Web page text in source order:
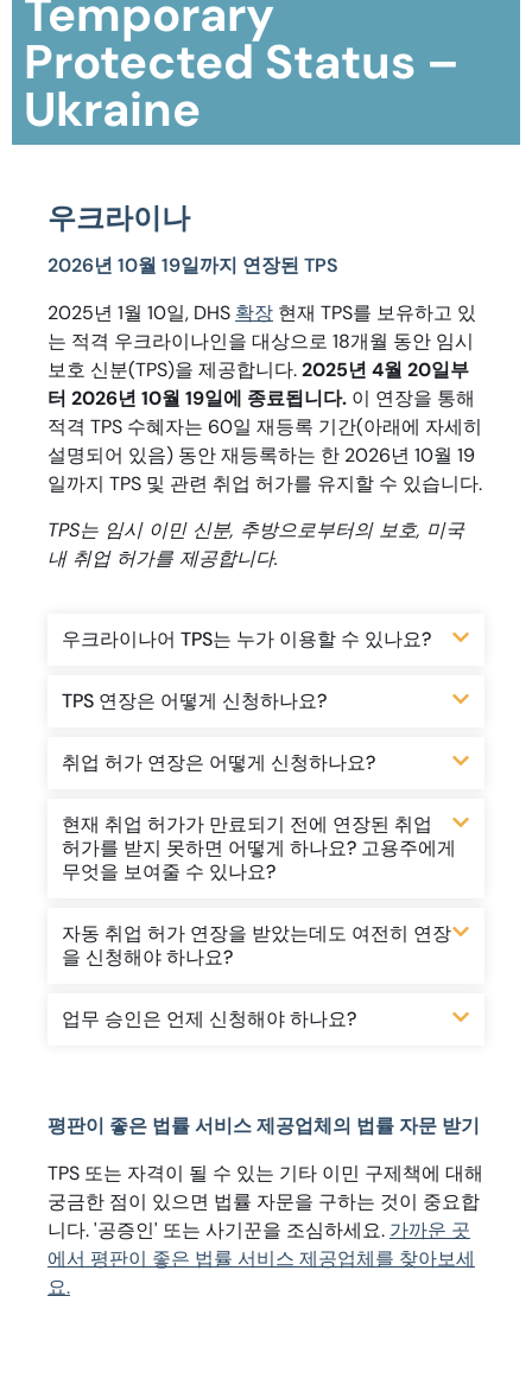
Temporary
Protected Status –
Ukraine
우크라이나
2026년 10월 19일까지 연장된 TPS
2025년 1월 10일, DHS 확장 현재 TPS를 보유하고 있
는 적격 우크라이나인을 대상으로 18개월 동안 임시
보호 신분(TPS)을 제공합니다.2025년 4월 20일부
터 2026년 10월 19일에 종료됩니다. 이 연장을 통해
적격 TPS 수혜자는 60일 재등록 기간(아래에 자세히
설명되어 있음) 동안 재등록하는 한 2026년 10월 19
일까지 TPS 및 관련 취업 허가를 유지할 수 있습니다.
TPS는 임시 이민 신분, 추방으로부터의 보호, 미국
내 취업 허가를 제공합니다.
우크라이나어 TPS는 누가 이용할 수 있나요?
TPS 연장은 어떻게 신청하나요?
취업 허가 연장은 어떻게 신청하나요?
현재 취업 허가가 만료되기 전에 연장된 취업
허가를 받지 못하면 어떻게 하나요? 고용주에게
무엇을 보여줄 수 있나요?
자동 취업 허가 연장을 받았는데도 여전히 연장
을 신청해야 하나요?
업무 승인은 언제 신청해야 하나요?
평판이 좋은 법률 서비스 제공업체의 법률 자문 받기
TPS 또는 자격이 될 수 있는 기타 이민 구제책에 대해
궁금한 점이 있으면 법률 자문을 구하는 것이 중요합
니다. '공증인' 또는 사기꾼을 조심하세요. 가까운 곳
에서 평판이 좋은 법률 서비스 제공업체를 찾아보세
요.